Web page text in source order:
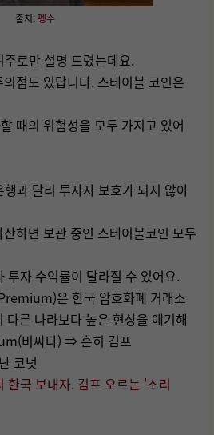
출처:펭수
로만 설명 드렸는데요.
점도 있답니다. 스테이블 코인은
때의 위험성을 모두 가지고 있어
행과 달리 투자자 보호가 되지 않아
하면 보관 중인 스테이블코인 모두
투자 수익률이 달라질 수 있어요.
은 한국 암호화폐 거래소
다른 나라보다 높은 현상을 얘기해
비싸다) ⇒ 흔히 김프
코넛
한국 보내자. 김프 오르는 '소리